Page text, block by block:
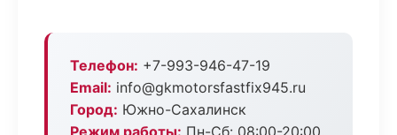
Телефон: +7-993-946-47-19
Email: info@gkmotorsfastfix945.ru
Город: Южно-Сахалинск
Режим работы: Пн-Сб: 08:00-20:00,